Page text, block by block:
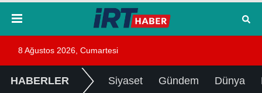
8 Ağustos 2026, Cumartesi
HABERLER Siyaset Gündem Dünya